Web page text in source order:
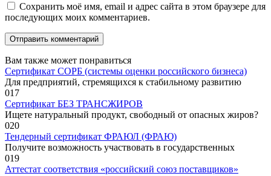
Сохранить моё имя, email и адрес сайта в этом браузере для
последующих моих комментариев.
Вам также может понравиться
Сертификат СОРБ (системы оценки российского бизнеса)
Для предприятий, стремящихся к стабильному развитию
017
Сертификат БЕЗ ТРАНСЖИРОВ
Ищете натуральный продукт, свободный от опасных жиров?
020
Тендерный сертификат ФРАЮЛ (ФРАЮ)
Получите возможность участвовать в государственных
019
Аттестат соответствия «российский союз поставщиков»